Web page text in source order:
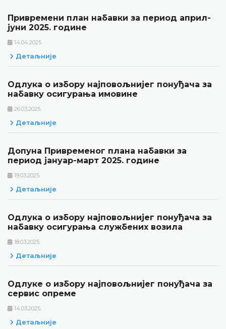
Привремени план набавки за период април-
јуни 2025. године
14.04.2025.
Детаљније
Одлука о избору најповољнијег понуђача за
набавку осигурања имовине
26.03.2025.
Детаљније
Допуна Привременог плана набавки за
период јануар-март 2025. године
19.03.2025.
Детаљније
Одлука о избору најповољнијег понуђача за
набавку осигурања службених возила
18.03.2025.
Детаљније
Одлуке о избору најповољнијег понуђача за
сервис опреме
14.03.2025.
Детаљније